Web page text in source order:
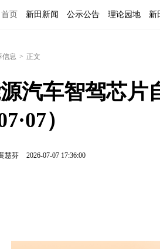
首页 新田新闻 公示公告 理论园地 新
信息 > 正文
汽车智驾芯
）
慧芬 2026-07-07 17:36:00